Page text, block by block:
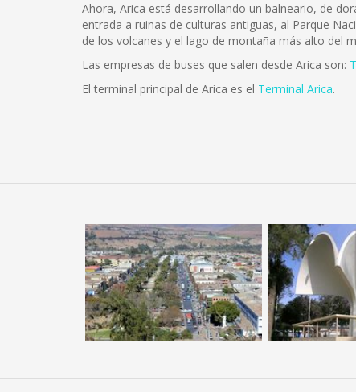
Ahora, Arica está desarrollando un balneario, de
entrada a ruinas de culturas antiguas, al Parque
de los volcanes y el lago de montaña más alto del
Las empresas de buses que salen desde Arica son:
El terminal principal de Arica es el Terminal Arica.